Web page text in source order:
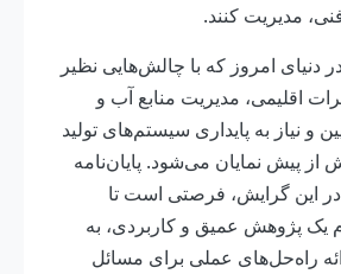
مدیریت کنند.
دنیای امروز که با چالش‌هایی نظیر
اقلیمی، مدیریت منابع آب و
و نیاز به پایداری سیستم‌های تولید
از پیش نمایان می‌شود. پایان‌نامه
این گرایش، فرصتی است تا
یک پژوهش عمیق و کاربردی، به
راه‌حل‌های عملی برای مسائل